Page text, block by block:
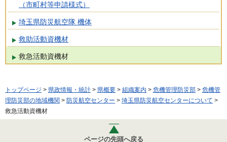
（市町村等申請様式）
埼玉県防災航空隊 機体
救助活動資機材
救急活動資機材
トップページ > 県政情報・統計 > 県概要 > 組織案内 > 危機管理防災部 > 危機管
理防災部の地域機関 > 防災航空センター > 埼玉県防災航空センターについて >
救急活動資機材
ページの先頭へ戻る